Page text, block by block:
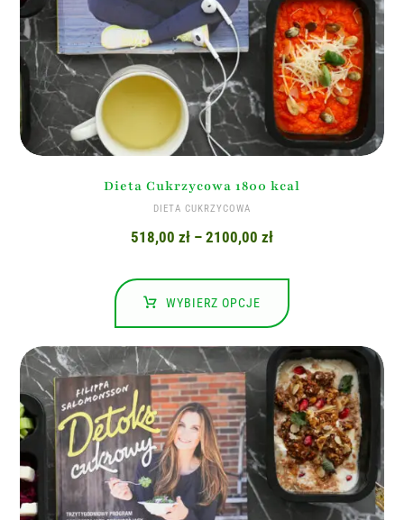
Dieta Cukrzycowa 1800 kcal
DIETA CUKRZYCOWA
518,00 zł – 2100,00 zł
WYBIERZ OPCJE